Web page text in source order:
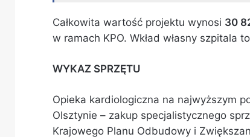
Całkowita wartość projektu wynosi 30
w ramach KPO. Wkład własny szpitala to
WYKAZ SPRZĘTU
Opieka kardiologiczna na najwyższym
Olsztynie – zakup specjalistycznego
Krajowego Planu Odbudowy i